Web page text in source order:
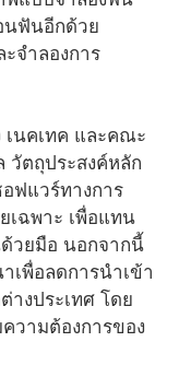
นฟันอีกด้วย
จำลองการ
นคเทค และคณะ
ตถุประสงค์หลัก
ฟแวร์ทางการ
เฉพาะ เพื่อแทน
วยมือ นอกจากนี้
เพื่อลดการนำเข้า
างประเทศ โดย
วามต้องการของ